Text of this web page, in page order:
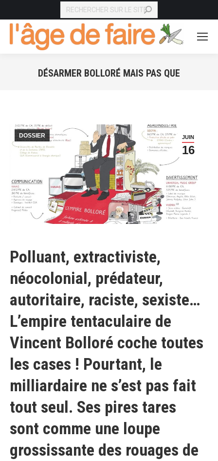
RECHERCHE
DÉSARMER BOLLORÉ MAIS PAS QUE
JUIN
16
DOSSIER
Polluant, extractiviste,
néocolonial, prédateur,
autoritaire, raciste, sexiste…
L’empire tentaculaire de
Vincent Bolloré coche toutes
les cases ! Pourtant, le
milliardaire ne s’est pas fait
tout seul. Ses pires tares
sont comme une loupe
grossissante des rouages de